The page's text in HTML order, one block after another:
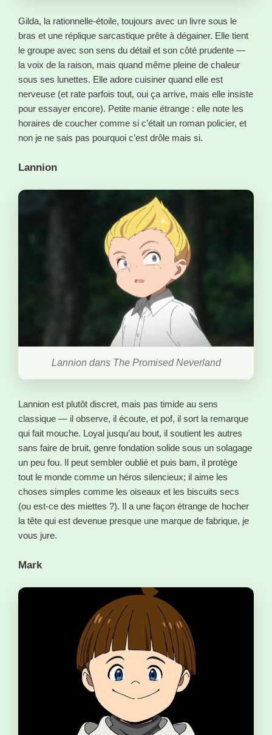
Gilda, la rationnelle-étoile, toujours avec un livre sous le
bras et une réplique sarcastique prête à dégainer. Elle tient
le groupe avec son sens du détail et son côté prudente —
la voix de la raison, mais quand même pleine de chaleur
sous ses lunettes. Elle adore cuisiner quand elle est
nerveuse (et rate parfois tout, oui ça arrive, mais elle insiste
pour essayer encore). Petite manie étrange : elle note les
horaires de coucher comme si c’était un roman policier, et
non je ne sais pas pourquoi c’est drôle mais si.
Lannion
Lannion dans The Promised Neverland
Lannion est plutôt discret, mais pas timide au sens
classique — il observe, il écoute, et pof, il sort la remarque
qui fait mouche. Loyal jusqu’au bout, il soutient les autres
sans faire de bruit, genre fondation solide sous un solagage
un peu fou. Il peut sembler oublié et puis bam, il protège
tout le monde comme un héros silencieux; il aime les
choses simples comme les oiseaux et les biscuits secs
(ou est-ce des miettes ?). Il a une façon étrange de hocher
la tête qui est devenue presque une marque de fabrique, je
vous jure.
Mark